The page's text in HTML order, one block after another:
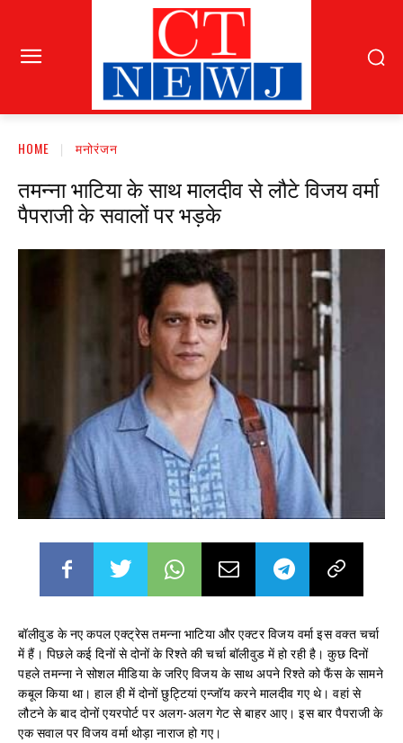
HOME मनोरंजन
तमन्ना भाटिया के साथ मालदीव से लौटे विजय वर्मा
पैपराजी के सवालों पर भड़के
बॉलीवुड के नए कपल एक्ट्रेस तमन्ना भाटिया और एक्टर विजय वर्मा इस वक्त चर्चा
में हैं। पिछले कई दिनों से दोनों के रिश्ते की चर्चा बॉलीवुड में हो रही है। कुछ दिनों
पहले तमन्ना ने सोशल मीडिया के जरिए विजय के साथ अपने रिश्ते को फैंस के सामने
कबूल किया था। हाल ही में दोनों छुट्टियां एन्जॉय करने मालदीव गए थे। वहां से
लौटने के बाद दोनों एयरपोर्ट पर अलग-अलग गेट से बाहर आए। इस बार पैपराजी के
एक सवाल पर विजय वर्मा थोड़ा नाराज हो गए।